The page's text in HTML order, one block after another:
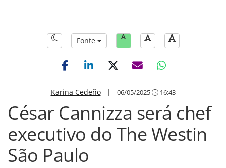
Fonte
Karina Cedeño| 06/05/2025 16:43
César Cannizza será chef
executivo do The Westin
São Paulo